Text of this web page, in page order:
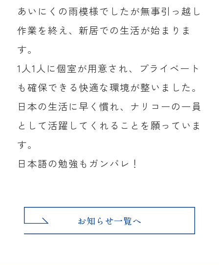
あいにくの雨模様でしたが無事引っ越し
作業を終え、新居での生活が始まりま
す。
1人1人に個室が用意され、プライベート
も確保できる快適な環境が整いました。
日本の生活に早く慣れ、ナリコーの一員
として活躍してくれることを願っていま
す。
日本語の勉強もガンバレ！
お知らせ一覧へ